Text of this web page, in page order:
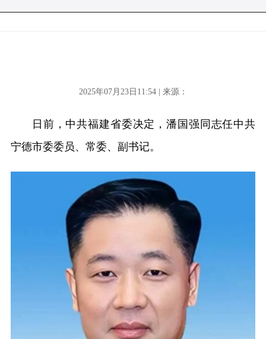
2025年07月23日11:54 | 来源：
日前，中共福建省委决定，潘国强同志任中共
宁德市委委员、常委、副书记。